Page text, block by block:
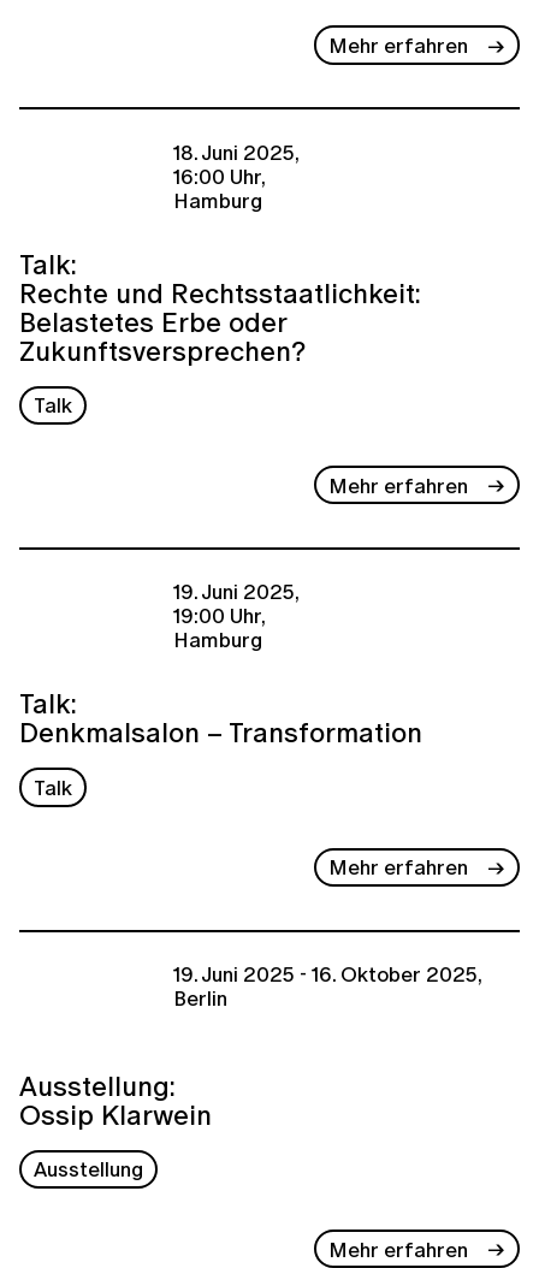
Mehr erfahren
18. Juni 2025,
16:00 Uhr,
Hamburg
Talk:
Rechte und Rechtsstaatlichkeit:
Belastetes Erbe oder
Zukunftsversprechen?
Talk
Mehr erfahren
19. Juni 2025,
19:00 Uhr,
Hamburg
Talk:
Denkmalsalon – Transformation
Talk
Mehr erfahren
19. Juni 2025 - 16. Oktober 2025,
Berlin
Ausstellung:
Ossip Klarwein
Ausstellung
Mehr erfahren